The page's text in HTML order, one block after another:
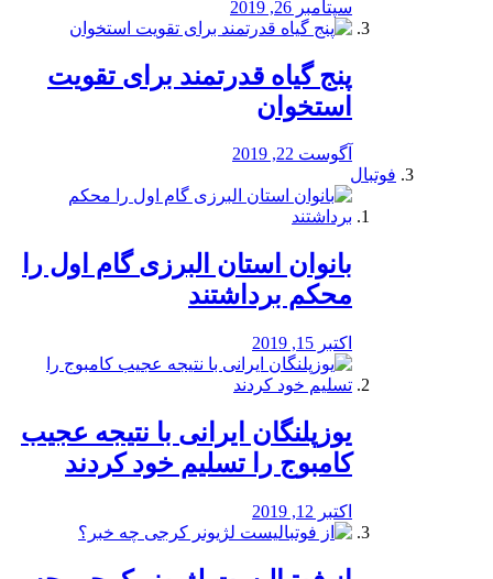
سپتامبر 26, 2019
پنج گیاه قدرتمند برای تقویت
استخوان
آگوست 22, 2019
فوتبال
بانوان استان البرزی گام اول را
محكم برداشتند
اکتبر 15, 2019
یوزپلنگان ایرانی با نتیجه عجیب
کامبوج را تسلیم خود کردند
اکتبر 12, 2019